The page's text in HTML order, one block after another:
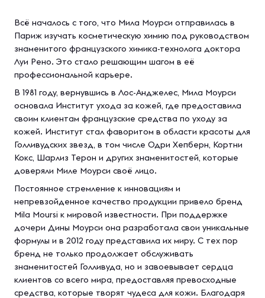
Всё началось с того, что Мила Моурси отправилась в
Париж изучать косметическую химию под руководством
знаменитого французского химика-технолога доктора
Луи Рено. Это стало решающим шагом в её
профессиональной карьере.
В 1981 году, вернувшись в Лос-Анджелес, Мила Моурси
основала Институт ухода за кожей, где предоставила
своим клиентам французские средства по уходу за
кожей. Институт стал фаворитом в области красоты для
Голливудских звезд, в том числе Одри Хепберн, Кортни
Кокс, Шарлиз Терон и других знаменитостей, которые
доверяли Миле Моурси своё лицо.
Постоянное стремление к инновациям и
непревзойденное качество продукции привело бренд
Mila Moursi к мировой известности. При поддержке
дочери Дины Моурси она разработала свои уникальные
формулы и в 2012 году представила их миру. С тех пор
бренд не только продолжает обслуживать
знаменитостей Голливуда, но и завоевывает сердца
клиентов со всего мира, предоставляя превосходные
средства, которые творят чудеса для кожи. Благодаря